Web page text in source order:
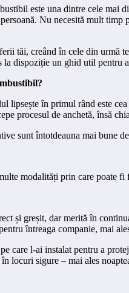
este una dintre cele mai
Nu necesită mult timp
tăi, creând în cele din
la dispoziție un ghid util pentru
lipsește în primul rând este
procesul de anchetă, însă
sunt întotdeauna mai bune
modalități prin care poate
și greșit, dar merită în
întreaga companie, mai
care l-ai instalat pentru a
locuri sigure – mai ales